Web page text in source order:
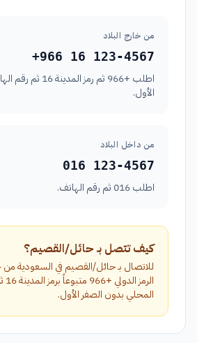
من خارج البلاد
+966 16 123-4567
اطلب +966 ثم رمز
الأول.
من داخل البلاد
016 123-4567
اطلب 016 ثم رقم الهاتف.
كيف تتصل بـ حائل/القصيم؟
للاتصال بـ حائل/القصيم في السعودية من
المحلي بدون الصفر الأول.